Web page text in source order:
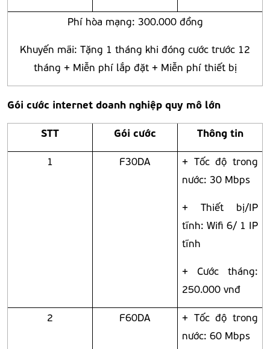
Phí hòa mạng: 300.000 đồng
Khuyến mãi: Tặng 1 tháng khi đóng cước trước 12
tháng + Miễn phí lắp đặt + Miễn phí thiết bị
Gói cước internet doanh nghiệp quy mô lớn
STT
Gói cước Thông tin
1 F30DA
+ Tốc độ trong
nước: 30 Mbps
+ Thiết bị/IP
tĩnh: Wifi 6/ 1 IP
tĩnh
+ Cước tháng:
250.000 vnđ
2 F60DA
+ Tốc độ trong
nước: 60 Mbps